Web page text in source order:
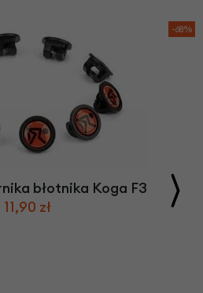
-68%
błotnika Koga F3
11,90 zł